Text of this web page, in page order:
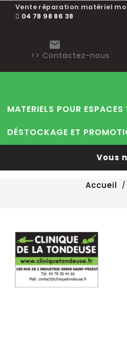
Vente réparation matériel
04 78 98 86 38

>> Contactez-nous
MATERIELS POUR
DÉSTOCKAGE ET
Vous ne
Accueil